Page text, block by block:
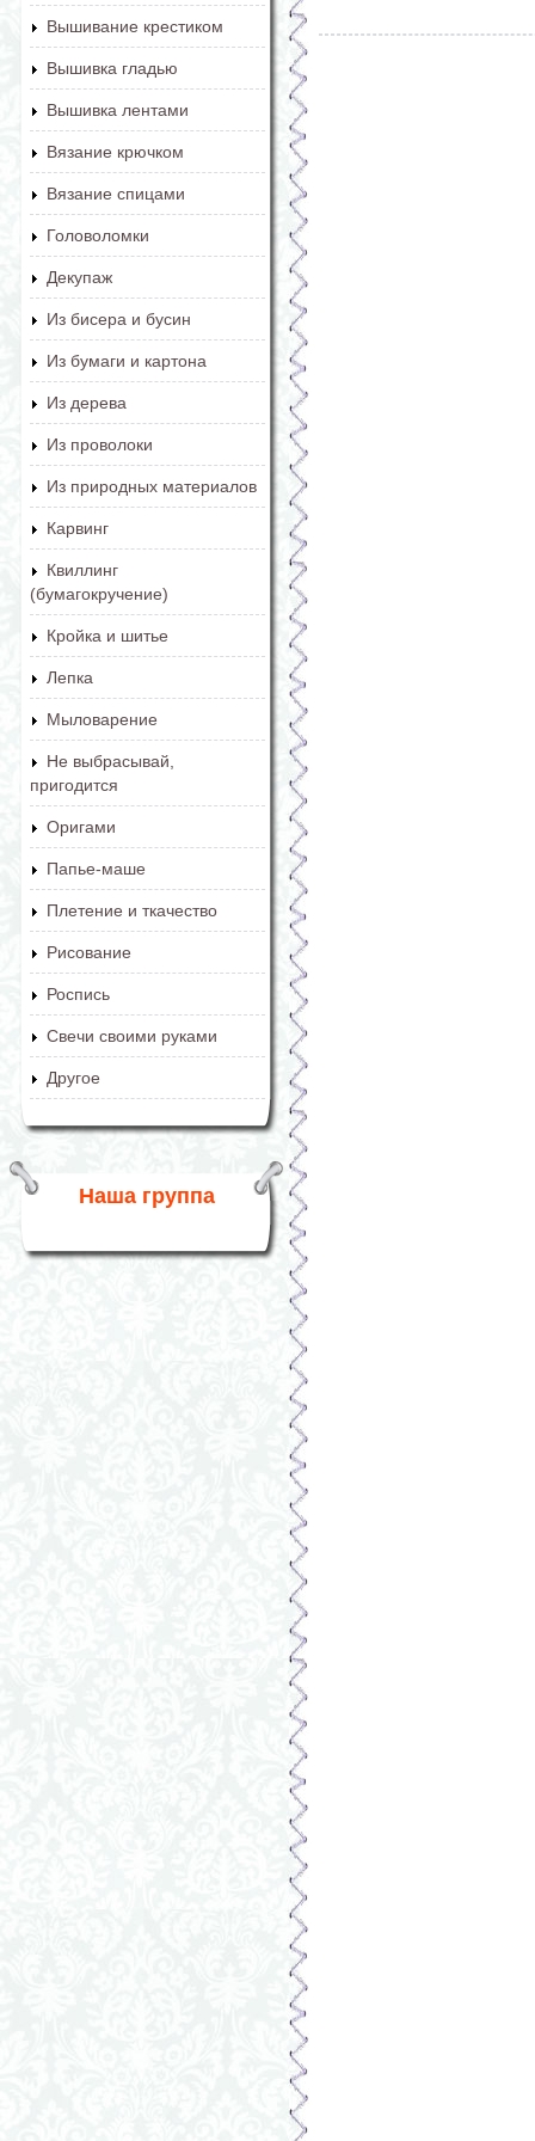
Вышивание крестиком
Вышивка гладью
Вышивка лентами
Вязание крючком
Вязание спицами
Головоломки
Декупаж
Из бисера и бусин
Из бумаги и картона
Из дерева
Из проволоки
Из природных материалов
Карвинг
Квиллинг
(бумагокручение)
Кройка и шитье
Лепка
Мыловарение
Не выбрасывай,
пригодится
Оригами
Папье-маше
Плетение и ткачество
Рисование
Роспись
Свечи своими руками
Другое
Наша группа